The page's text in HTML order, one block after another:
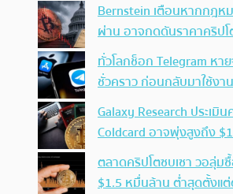
Bernstein เตือนหากกฎหม
ผ่าน อาจกดดันราคาคริป
ทั่วโลกช็อก Telegram หา
ชั่วคราว ก่อนกลับมาใช้งา
Galaxy Research ประเมิ
Coldcard อาจพุ่งสูงถึง
ตลาดคริปโตซบเซา วอลุ่ม
$1.5 หมื่นล้าน ต่ำสุดตั้งแ